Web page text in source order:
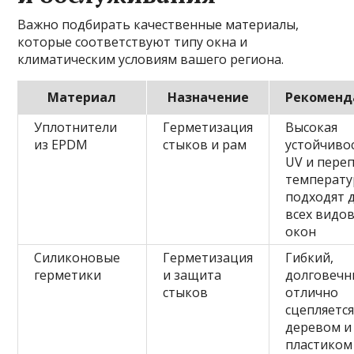
Важно подбирать качественные материалы,
которые соответствуют типу окна и
климатическим условиям вашего региона.
Материал Назначение
Уплотнители
из EPDM
Герметизация
стыков и рам
Высокая
UV и
подходят
всех
окон
Силиконовые
герметики
Герметизация
и защита
стыков
Гибкий,
отлично
деревом и
пластиком